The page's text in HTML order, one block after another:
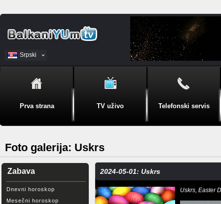
Srpski
BiH
Prva strana TV uživo Telefonski servis
Foto galerija: Uskrs
Zabava
Dnevni horoskop
Mesečni horoskop
2024-05-01: Uskrs
Uskrs, Easter